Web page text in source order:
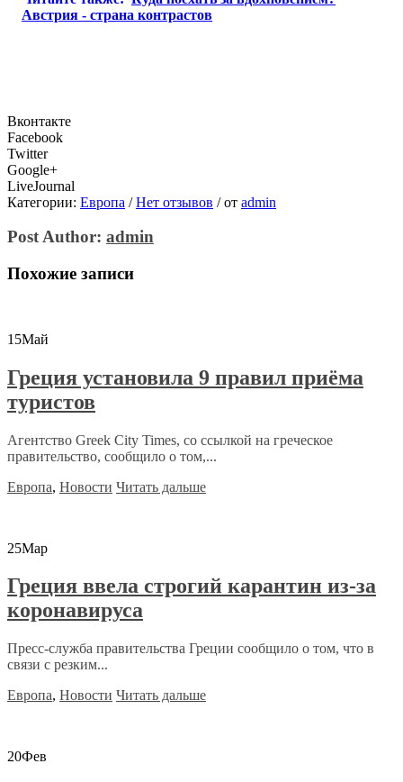
Австрия - страна контрастов
Вконтакте
Facebook
Twitter
Google+
LiveJournal
Категории: Европа / Нет отзывов /от admin
Post Author: admin
Похожие записи
15Май
Греция установила 9 правил приёма
туристов
Агентство Greek City Times, со ссылкой на греческое
правительство, сообщило о том,...
Европа, Новости Читать дальше
25Мар
Греция ввела строгий карантин из-за
коронавируса
Пресс-служба правительства Греции сообщило о том, что в
связи с резким...
Европа, Новости Читать дальше
20Фев